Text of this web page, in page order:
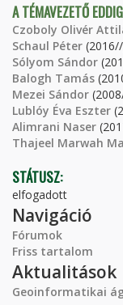
A TÉMAVEZETŐ
Czoboly Olivér
Schaul Péter
Sólyom Sándor
Balogh Tamás
Mezei Sándor
Lublóy Éva Eszter
Alimrani Naser
Thajeel Marwah
STÁTUSZ:
elfogadott
Navigáció
Fórumok
Friss tartalom
Aktualitások
Geoinformatikai